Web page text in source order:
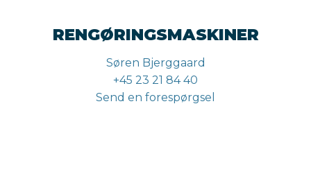
RENGØRINGSMASKINER
Søren Bjerggaard
+45 23 21 84 40
Send en forespørgsel